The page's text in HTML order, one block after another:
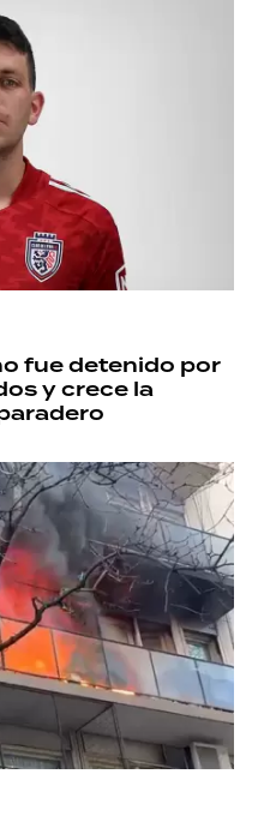
fue detenido por
y crece la